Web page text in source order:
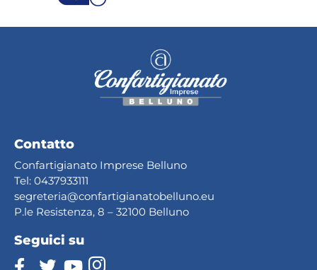
Contatto
Confartigianato Imprese Belluno
Tel: 0437933111
segreteria@confartigianatobelluno.eu
P.le Resistenza, 8 – 32100 Belluno
Seguici su